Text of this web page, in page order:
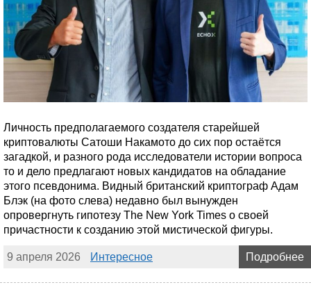
Личность предполагаемого создателя старейшей
криптовалюты Сатоши Накамото до сих пор остаётся
загадкой, и разного рода исследователи истории вопроса
то и дело предлагают новых кандидатов на обладание
этого псевдонима. Видный британский криптограф Адам
Блэк (на фото слева) недавно был вынужден
опровергнуть гипотезу The New York Times о своей
причастности к созданию этой мистической фигуры.
9 апреля 2026 Интересное Подробнее